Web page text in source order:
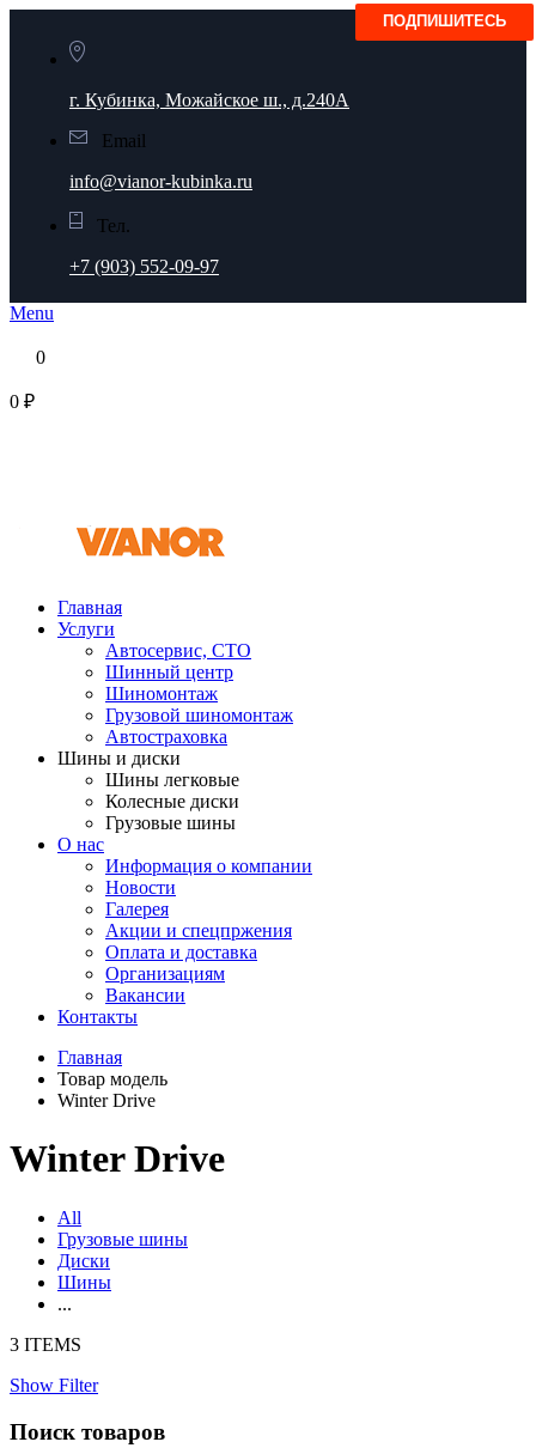
г. Кубинка, Можайское ш., д.240А
Email
info@vianor-kubinka.ru
Тел.
+7 (903) 552-09-97
Menu
0
0 ₽
Главная
Услуги
Автосервис, СТО
Шинный центр
Шиномонтаж
Грузовой шиномонтаж
Автостраховка
Шины и диски
Шины легковые
Колесные диски
Грузовые шины
О нас
Информация о компании
Новости
Галерея
Акции и спецпржения
Оплата и доставка
Организациям
Вакансии
Контакты
Главная
Товар модель
Winter Drive
Winter Drive
All
Грузовые шины
Диски
Шины
...
3 ITEMS
Show Filter
Поиск товаров